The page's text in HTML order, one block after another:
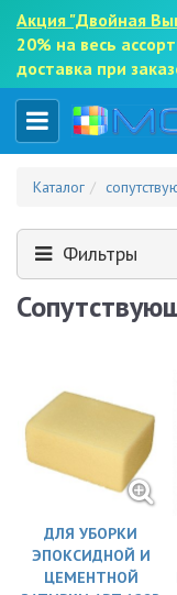
Акция "Двойная
20% на весь
доставка при
Каталог
Фильтры
ДЛЯ УБОРКИ
ЭПОКСИДНОЙ И
ЦЕМЕНТНОЙ